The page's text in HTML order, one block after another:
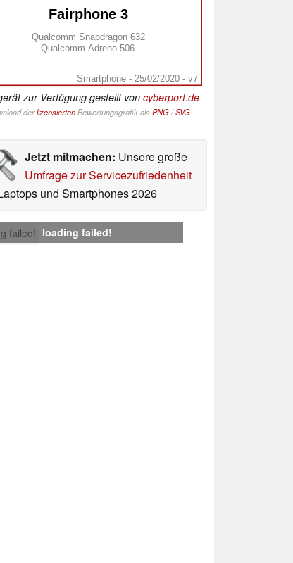
Fairphone 3
Qualcomm Snapdragon 632
Qualcomm Adreno 506
Smartphone - 25/02/2020 - v7
zur Verfügung gestellt von cyberport.de
derlizensiertenBewertungsgrafik als PNG/SVG
Jetzt mitmachen: Unsere große
Umfrage zur Servicezufriedenheit
und Smartphones 2026
failed! loading failed!